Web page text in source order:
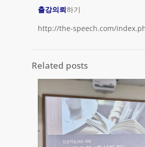
출강의뢰하기
http://the-speech.com/
Related posts